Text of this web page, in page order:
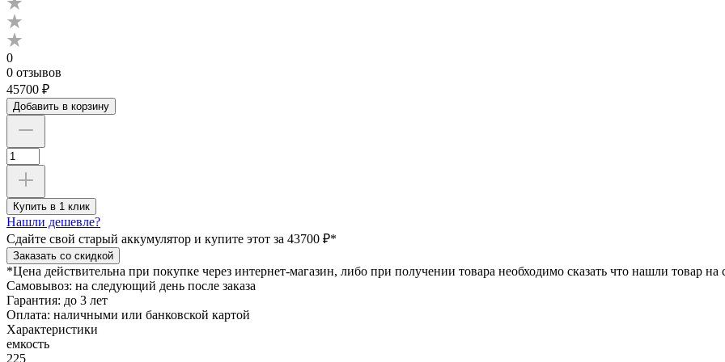
0
0 отзывов
45700 ₽
Добавить в корзину
Купить в 1 клик
Нашли дешевле?
Сдайте свой старый аккумулятор и купите этот за 43700 ₽*
Заказать со скидкой
*Цена действительна при покупке через интернет-магазин, либо при получении товара необходимо сказать что нашли товар на
Самовывоз: на следующий день после заказа
Гарантия: до 3 лет
Оплата: наличными или банковской картой
Характеристики
емкость
225